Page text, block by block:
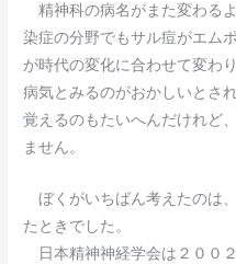
精神科の病名がまた変わる
染症の分野でもサル痘がエム
が時代の変化に合わせて変わ
病気とみるのがおかしいとさ
覚えるのもたいへんだけれど
ません。
ぼくがいちばん考えたのは
たときでした。
日本精神神経学会は２００